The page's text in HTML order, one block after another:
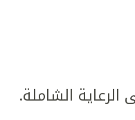
الشاملة.